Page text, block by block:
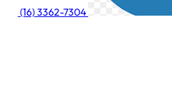
(16) 3362-7304